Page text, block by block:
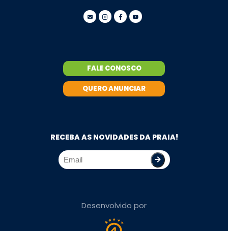
FALE CONOSCO
QUERO ANUNCIAR
RECEBA AS NOVIDADES DA PRAIA!
Desenvolvido por